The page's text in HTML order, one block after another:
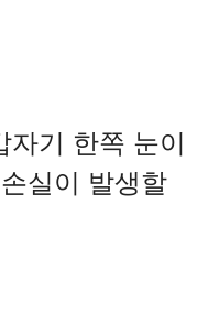
자기 한쪽 눈이
실이 발생할